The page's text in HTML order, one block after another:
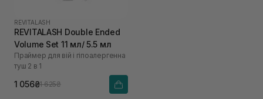
REVITALASH
REVITALASH Double Ended
Volume Set 11 мл/ 5.5 мл
Праймер для вій і гіпоалергенна
туш 2 в 1
1 056₴1 625₴